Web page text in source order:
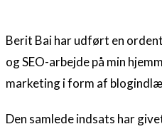
Berit Bai har udført en
og SEO-arbejde på min
marketing i form af
Den samlede indsats har